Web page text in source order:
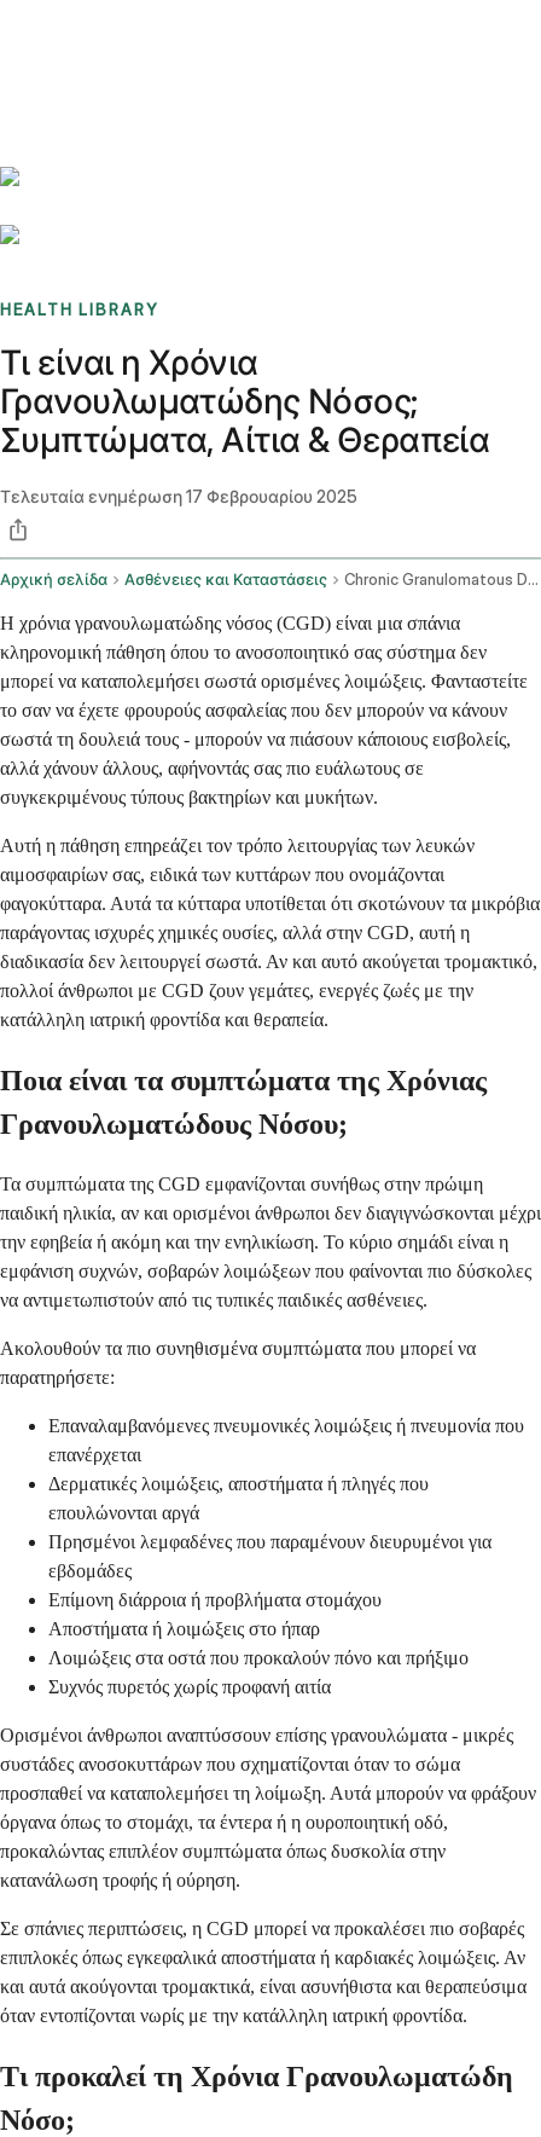
HEALTH LIBRARY
Τι είναι η Χρόνια
Γρανουλωματώδης Νόσος;
Συμπτώματα, Αίτια & Θεραπεία
Τελευταία ενημέρωση17 Φεβρουαρίου 2025
Αρχική σελίδα Ασθένειες και Καταστάσεις Chronic Granulomatous Disease
Η χρόνια γρανουλωματώδης νόσος (CGD) είναι μια σπάνια
κληρονομική πάθηση όπου το ανοσοποιητικό σας σύστημα δεν
μπορεί να καταπολεμήσει σωστά ορισμένες λοιμώξεις. Φανταστείτε
το σαν να έχετε φρουρούς ασφαλείας που δεν μπορούν να κάνουν
σωστά τη δουλειά τους - μπορούν να πιάσουν κάποιους εισβολείς,
αλλά χάνουν άλλους, αφήνοντάς σας πιο ευάλωτους σε
συγκεκριμένους τύπους βακτηρίων και μυκήτων.
Αυτή η πάθηση επηρεάζει τον τρόπο λειτουργίας των λευκών
αιμοσφαιρίων σας, ειδικά των κυττάρων που ονομάζονται
φαγοκύτταρα. Αυτά τα κύτταρα υποτίθεται ότι σκοτώνουν τα μικρόβια
παράγοντας ισχυρές χημικές ουσίες, αλλά στην CGD, αυτή η
διαδικασία δεν λειτουργεί σωστά. Αν και αυτό ακούγεται τρομακτικό,
πολλοί άνθρωποι με CGD ζουν γεμάτες, ενεργές ζωές με την
κατάλληλη ιατρική φροντίδα και θεραπεία.
Ποια είναι τα συμπτώματα της Χρόνιας
Γρανουλωματώδους Νόσου;
Τα συμπτώματα της CGD εμφανίζονται συνήθως στην πρώιμη
παιδική ηλικία, αν και ορισμένοι άνθρωποι δεν διαγιγνώσκονται μέχρι
την εφηβεία ή ακόμη και την ενηλικίωση. Το κύριο σημάδι είναι η
εμφάνιση συχνών, σοβαρών λοιμώξεων που φαίνονται πιο δύσκολες
να αντιμετωπιστούν από τις τυπικές παιδικές ασθένειες.
Ακολουθούν τα πιο συνηθισμένα συμπτώματα που μπορεί να
παρατηρήσετε:
Επαναλαμβανόμενες πνευμονικές λοιμώξεις ή πνευμονία που
επανέρχεται
Δερματικές λοιμώξεις, αποστήματα ή πληγές που
επουλώνονται αργά
Πρησμένοι λεμφαδένες που παραμένουν διευρυμένοι για
εβδομάδες
Επίμονη διάρροια ή προβλήματα στομάχου
Αποστήματα ή λοιμώξεις στο ήπαρ
Λοιμώξεις στα οστά που προκαλούν πόνο και πρήξιμο
Συχνός πυρετός χωρίς προφανή αιτία
Ορισμένοι άνθρωποι αναπτύσσουν επίσης γρανουλώματα - μικρές
συστάδες ανοσοκυττάρων που σχηματίζονται όταν το σώμα
προσπαθεί να καταπολεμήσει τη λοίμωξη. Αυτά μπορούν να φράξουν
όργανα όπως το στομάχι, τα έντερα ή η ουροποιητική οδό,
προκαλώντας επιπλέον συμπτώματα όπως δυσκολία στην
κατανάλωση τροφής ή ούρηση.
Σε σπάνιες περιπτώσεις, η CGD μπορεί να προκαλέσει πιο σοβαρές
επιπλοκές όπως εγκεφαλικά αποστήματα ή καρδιακές λοιμώξεις. Αν
και αυτά ακούγονται τρομακτικά, είναι ασυνήθιστα και θεραπεύσιμα
όταν εντοπίζονται νωρίς με την κατάλληλη ιατρική φροντίδα.
Τι προκαλεί τη Χρόνια Γρανουλωματώδη
Νόσο;